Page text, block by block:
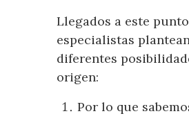
Llegados a este
especialistas
diferentes
origen:
Por lo que